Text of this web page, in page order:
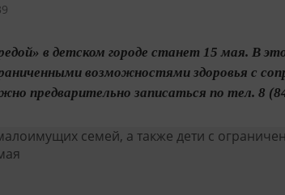
в детском городе станет 15 мая. В
возможностями здоровья с
предварительно записаться по тел. 8